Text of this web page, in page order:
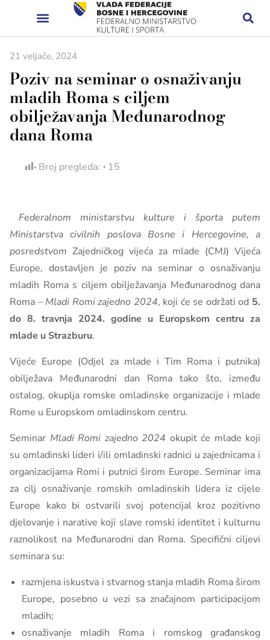
21 veljače, 2024
Poziv na seminar o osnaživanju
mladih Roma s ciljem
obilježavanja Međunarodnog
dana Roma
Broj pregleda: 15
Federalnom ministarstvu kulture i športa putem
Ministarstva civilnih poslova Bosne i Hercegovine, a
posredstvom Zajedničkog vijeća za mlade (CMJ) Vijeća
Europe, dostavljen je poziv na seminar o osnaživanju
mladih Roma s ciljem obilježavanja Međunarodnog dana
Roma – Mladi Romi zajedno 2024, koji će se održati od 5.
do 8. travnja 2024. godine u Europskom centru za
mlade u Strazburu.
Vijeće Europe (Odjel za mlade i Tim Roma i putnika)
obilježava Međunarodni dan Roma tako što, između
ostalog, okuplja romske omladinske organizacije i mlade
Rome u Europskom omladinskom centru.
Seminar Mladi Romi zajedno 2024 okupit će mlade koji
su omladinski lideri i/ili omladinski radnici u zajednicama i
organizacijama Romi i putnici širom Europe. Seminar ima
za cilj osnaživanje romskih omladinskih lidera iz cijele
Europe kako bi ostvarili svoj potencijal kroz pozitivno
djelovanje i narative koji slave romski identitet i kulturnu
raznolikost na Međunarodni dan Roma. Specifični ciljevi
seminara su:
razmjena iskustva i stvarnog stanja mladih Roma širom
Europe, posebno u vezi sa značajnom participacijom
mladih;
osnaživanje mladih Roma i romskog građanskog